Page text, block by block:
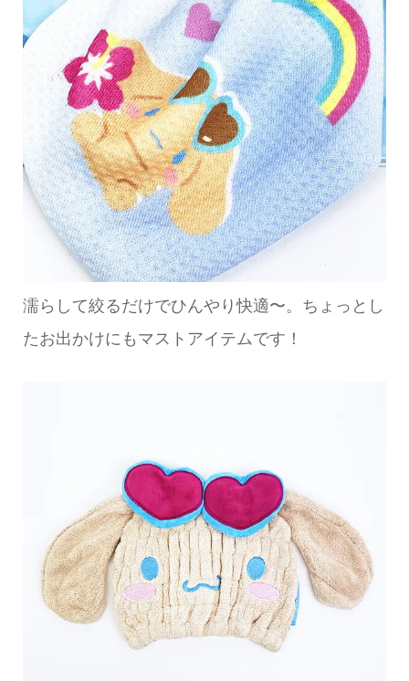
濡らして絞るだけでひんやり快適〜。ちょっとし
たお出かけにもマストアイテムです！